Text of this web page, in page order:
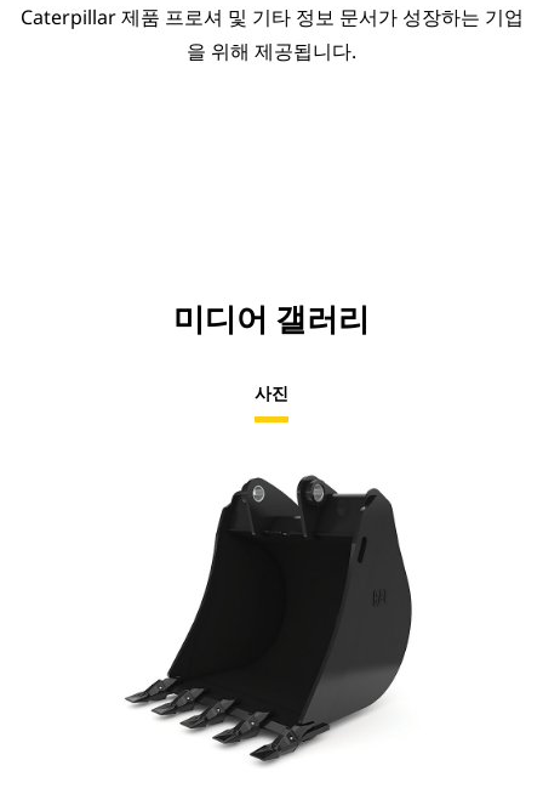
Caterpillar 제품 프로셔 및 기타 정보 문서가 성장하는 기업
을 위해 제공됩니다.
미디어 갤러리
사진